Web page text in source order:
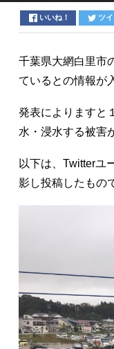
いいね！ ツイ
千葉県大網白里市
ているとの情報が
発表によりますと
水・浸水する被害
以下は、Twitterユ
影し投稿したもの